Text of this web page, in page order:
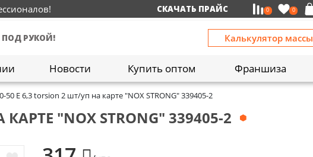
СКАЧАТЬ ПРАЙС 0 0
ПОД РУКОЙ! Калькулятор массы
Новости Купить оптом Франшиза
50 E 6,3 torsion 2 шт/уп на карте "NOX STRONG" 339405-2
"NOX STRONG" 339405-2